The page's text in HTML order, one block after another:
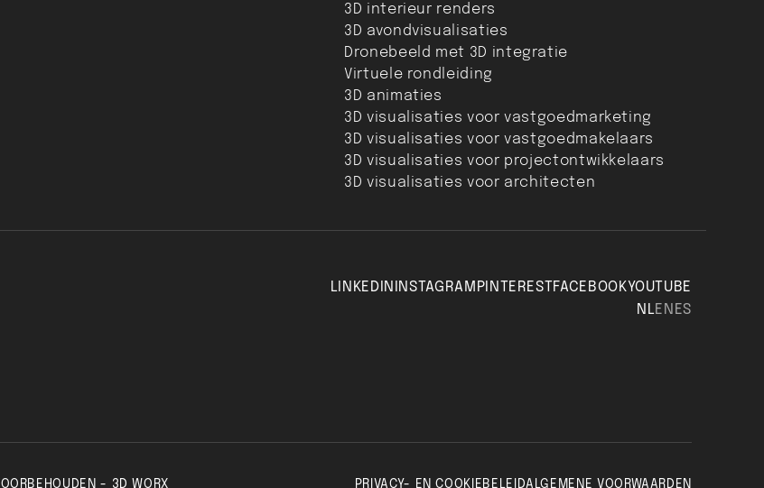
3D interieur renders
3D avondvisualisaties
Dronebeeld met 3D integratie
Virtuele rondleiding
3D animaties
3D visualisaties voor vastgoedmarketing
3D visualisaties voor vastgoedmakelaars
3D visualisaties voor projectontwikkelaars
3D visualisaties voor architecten
LINKEDIN INSTAGRAM PINTERESTFACEBOOKYOUTUBE
NLEN ES
- 3D WORX PRIVACY- EN COOKIEBELEIDALGEMENE VOORWAARDEN